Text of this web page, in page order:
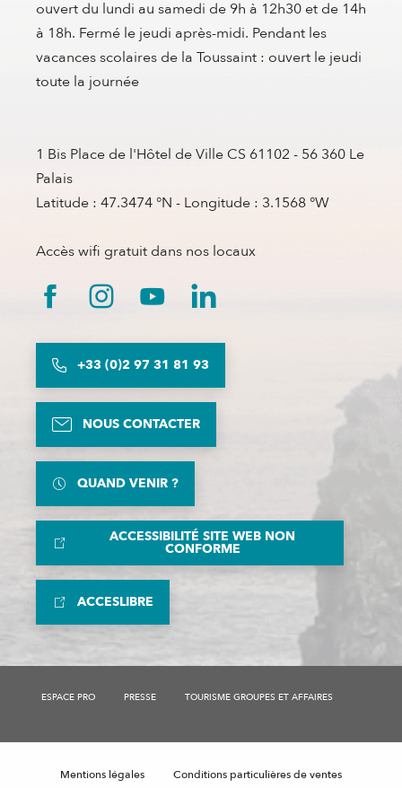
ouvert du lundi au samedi de 9h à 12h30 et de 14h
à 18h. Fermé le jeudi après-midi. Pendant les
vacances scolaires de la Toussaint : ouvert le jeudi
toute la journée
1 Bis Place de l'Hôtel de Ville CS 61102 - 56 360 Le
Palais
Latitude : 47.3474 °N - Longitude : 3.1568 °W
Accès wifi gratuit dans nos locaux
+33 (0)2 97 31 81 93
NOUS CONTACTER
QUAND VENIR ?
ACCESSIBILITÉ SITE WEB NON
CONFORME
ACCESLIBRE
ESPACE PRO PRESSE TOURISME GROUPES ET AFFAIRES
Mentions légales Conditions particulières de ventes